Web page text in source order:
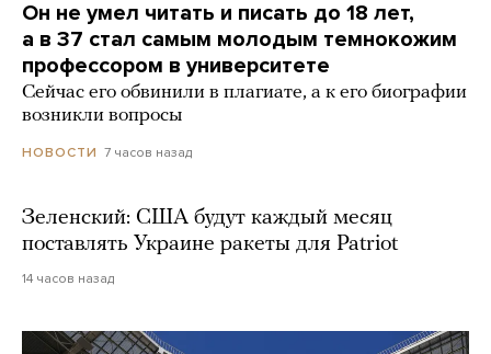
Он не умел читать и писать до 18 лет,
а в 37 стал самым молодым темнокожим
профессором в университете
Сейчас его обвинили в плагиате, а к его биографии
возникли вопросы
НОВОСТИ 7 часов назад
Зеленский: США будут каждый месяц
поставлять Украине ракеты для Patriot
14 часов назад